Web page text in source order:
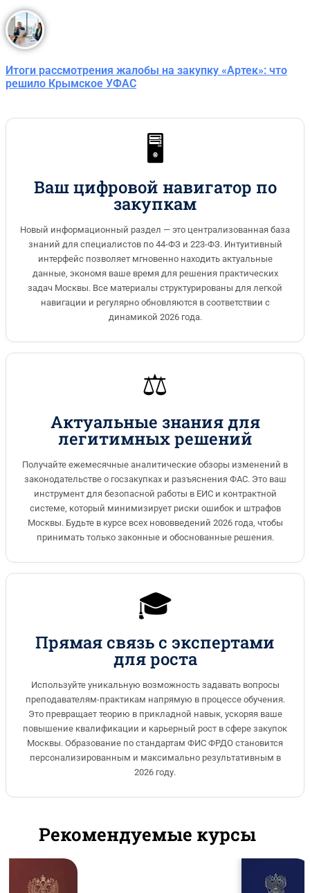
Итоги рассмотрения жалобы на закупку «Артек»: что
решило Крымское УФАС
🖥️
Ваш цифровой навигатор по
закупкам
Новый информационный раздел — это централизованная база
знаний для специалистов по 44-ФЗ и 223-ФЗ. Интуитивный
интерфейс позволяет мгновенно находить актуальные
данные, экономя ваше время для решения практических
задач Москвы. Все материалы структурированы для легкой
навигации и регулярно обновляются в соответствии с
динамикой 2026 года.
⚖️
Актуальные знания для
легитимных решений
Получайте ежемесячные аналитические обзоры изменений в
законодательстве о госзакупках и разъяснения ФАС. Это ваш
инструмент для безопасной работы в ЕИС и контрактной
системе, который минимизирует риски ошибок и штрафов
Москвы. Будьте в курсе всех нововведений 2026 года, чтобы
принимать только законные и обоснованные решения.
🎓
Прямая связь с экспертами
для роста
Используйте уникальную возможность задавать вопросы
преподавателям-практикам напрямую в процессе обучения.
Это превращает теорию в прикладной навык, ускоряя ваше
повышение квалификации и карьерный рост в сфере закупок
Москвы. Образование по стандартам ФИС ФРДО становится
персонализированным и максимально результативным в
2026 году.
Рекомендуемые курсы